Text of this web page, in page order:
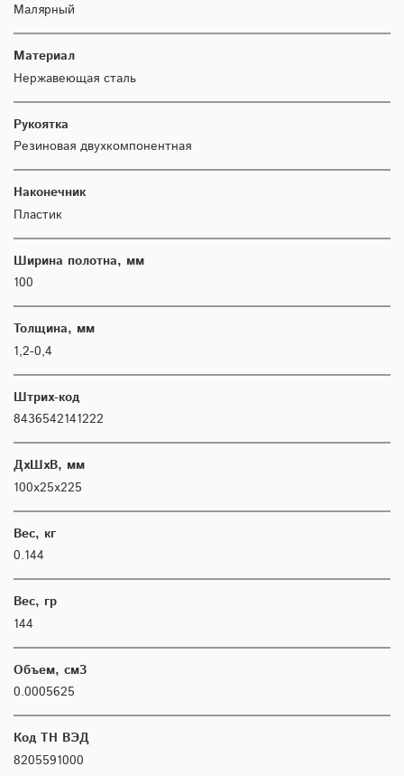
Малярный
Материал
Нержавеющая сталь
Рукоятка
Резиновая двухкомпонентная
Наконечник
Пластик
Ширина полотна, мм
100
Толщина, мм
1,2-0,4
Штрих-код
8436542141222
ДхШхВ, мм
100х25х225
Вес, кг
0.144
Вес, гр
144
Объем, см3
0.0005625
Код ТН ВЭД
8205591000